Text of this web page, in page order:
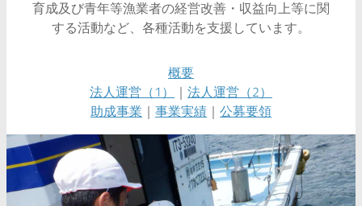
育成及び青年等漁業者の経営改善・収益向上等に関
する活動など、各種活動を支援しています。
概要
法人運営（1）
｜ 法人運営（2）
助成事業 ｜ 事業実績 ｜ 公募要領